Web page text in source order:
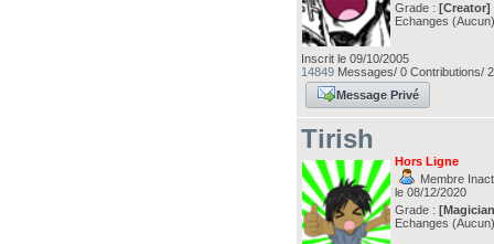
Grade :[Creator]
Echanges
Inscrit le 09/10/2005
14849 Messages/ 0 Contributions/
Message Privé
Tirish
Hors Ligne
Membre
le 08/12/2020
Grade :
Echanges